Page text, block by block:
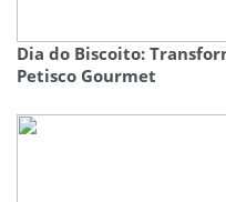
Dia do Biscoito:
Petisco Gourmet